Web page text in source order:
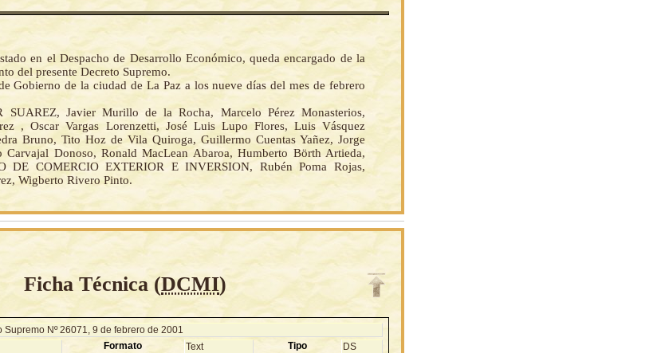
en el Despacho de Desarrollo Económico, queda encargado de la
del presente Decreto Supremo.
Gobierno de la ciudad de La Paz a los nueve días del mes de febrero
SUAREZ, Javier Murillo de la Rocha, Marcelo Pérez Monasterios,
, Oscar Vargas Lorenzetti, José Luis Lupo Flores, Luis Vásquez
Bruno, Tito Hoz de Vila Quiroga, Guillermo Cuentas Yañez, Jorge
Carvajal Donoso, Ronald MacLean Abaroa, Humberto Börth Artieda,
DE COMERCIO EXTERIOR E INVERSION, Rubén Poma Rojas,
Wigberto Rivero Pinto.
Ficha Técnica (DCMI)
Supremo Nº 26071, 9 de febrero de 2001
Formato Text Tipo
DS